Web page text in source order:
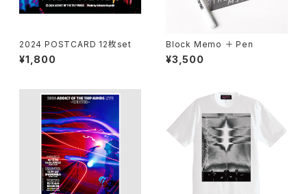
2024 POSTCARD 12枚set
¥1,800
Block Memo ＋ Pen
¥3,500